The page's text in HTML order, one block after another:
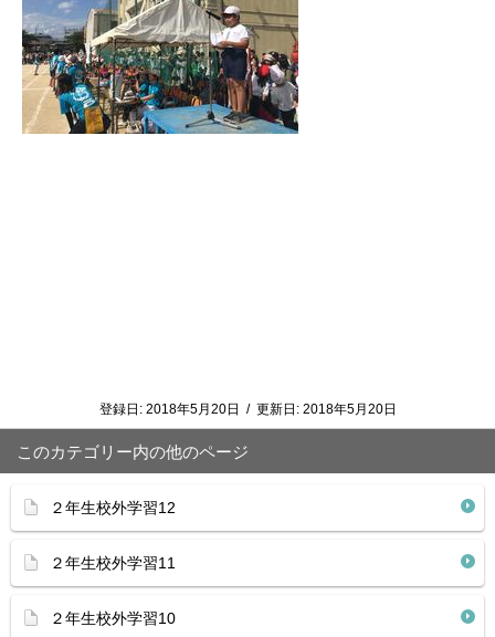
登録日: 2018年5月20日 / 更新日: 2018年5月20日
このカテゴリー内の他のページ
２年生校外学習12
２年生校外学習11
２年生校外学習10